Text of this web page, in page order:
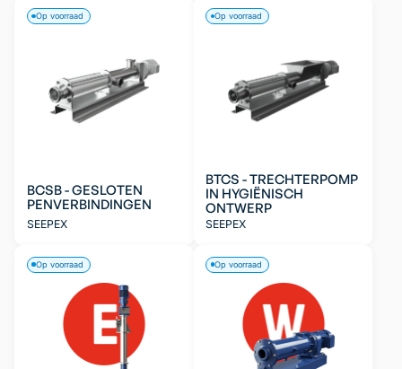
BCSB - GESLOTEN
PENVERBINDINGEN
SEEPEX
Op voorraad
BTCS - TRECHTERPOMP
IN HYGIËNISCH
ONTWERP
SEEPEX
Op voorraad
Op voorraad Op voorraad